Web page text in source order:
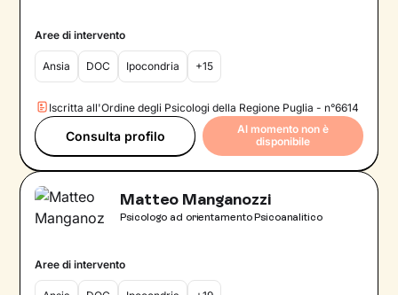
Aree di intervento
Ansia DOC Ipocondria +15
Iscritta all'Ordine degli Psicologi della Regione Puglia - n°6614
Consulta profilo
Al momento non è
disponibile
Matteo Manganozzi
Psicologo ad orientamento Psicoanalitico
Aree di intervento